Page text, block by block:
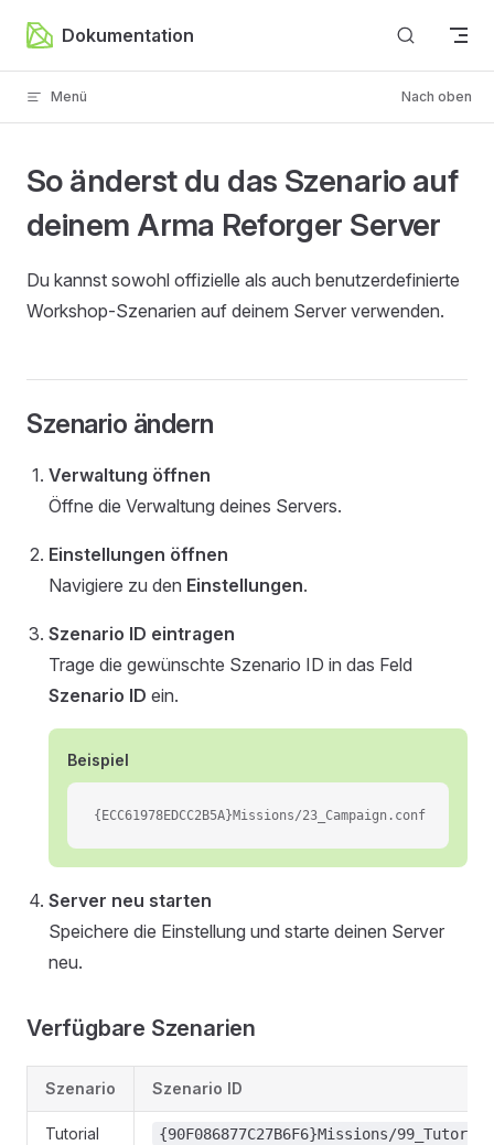
Zum Inhalt springen
Dokumentation
Menü Nach oben
So änderst du das Szenario auf
deinem Arma Reforger Server
Du kannst sowohl offizielle als auch benutzerdefinierte
Workshop-Szenarien auf deinem Server verwenden.
Szenario ändern
Verwaltung öffnen
Öffne die Verwaltung deines Servers.
Einstellungen öffnen
Navigiere zu den Einstellungen.
Szenario ID eintragen
Trage die gewünschte Szenario ID in das Feld
Szenario ID ein.
Beispiel
{ECC61978EDCC2B5A}Missions/23_Campaign.conf
Server neu starten
Speichere die Einstellung und starte deinen Server
neu.
Verfügbare Szenarien
Szenario Szenario ID
Tutorial {90F086877C27B6F6}Missions/